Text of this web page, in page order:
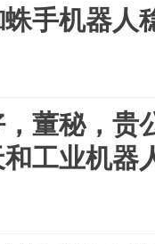
手机器人
董秘，贵
工业机器